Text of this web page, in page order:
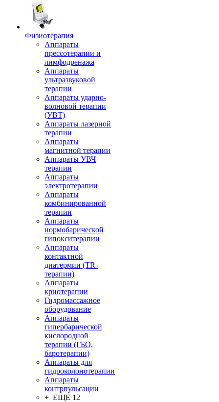
Физиотерапия
Аппараты
прессотерапии и
лимфодренажа
Аппараты
ультразвуковой
терапии
Аппараты ударно-
волновой терапии
(УВТ)
Аппараты лазерной
терапии
Аппараты
магнитной терапии
Аппараты УВЧ
терапии
Аппараты
электротерапии
Аппараты
комбинированной
терапии
Аппараты
нормобарической
гипокситерапии
Аппараты
контактной
диатермии (TR-
терапии)
Аппараты
криотерапии
Гидромассажное
оборудование
Аппараты
гипербарической
кислородной
терапии (ГБО,
баротерапии)
Аппараты для
гидроколонотерапии
Аппараты
контрпульсации
+ ЕЩЕ 12